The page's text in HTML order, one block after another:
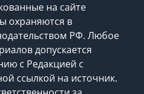
на сайте
охраняются в
РФ. Любое
допускается
с Редакцией с
ссылкой на источник.